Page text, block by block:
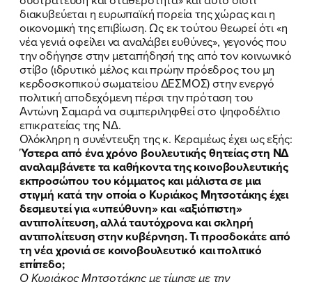
διακυβεύεται η ευρωπαϊκή πορεία της χώρας και η
οικονομική της επιβίωση. Ως εκ τούτου θεωρεί ότι «η
νέα γενιά οφείλει να αναλάβει ευθύνες», γεγονός που
την οδήγησε στην μεταπήδησή της από τον κοινωνικό
στίβο (ιδρυτικό μέλος και πρώην πρόεδρος του μη
κερδοσκοπικού σωματείου ΔΕΣΜΟΣ) στην ενεργό
πολιτική αποδεχόμενη πέρσι την πρόταση του
Αντώνη Σαμαρά να συμπεριληφθεί στο ψηφοδέλτιο
επικρατείας της ΝΔ.
Ολόκληρη η συνέντευξη της κ. Κεραμέως έχει ως εξής:
Ύστερα από ένα χρόνο βουλευτικής θητείας στη ΝΔ
αναλαμβάνετε τα καθήκοντα της κοινοβουλευτικής
εκπροσώπου του κόμματος και μάλιστα σε μια
στιγμή κατά την οποία ο Κυριάκος Μητσοτάκης έχει
δεσμευτεί για «υπεύθυνη» και «αξιόπιστη»
αντιπολίτευση, αλλά ταυτόχρονα και σκληρή
αντιπολίτευση στην κυβέρνηση. Τι προσδοκάτε από
τη νέα χρονιά σε κοινοβουλευτικό και πολιτικό
επίπεδο;
Ο Κυριάκος Μητσοτάκης με τίμησε με την